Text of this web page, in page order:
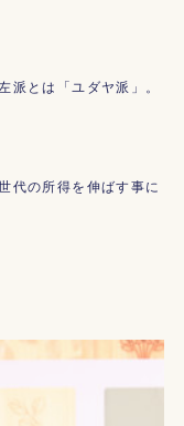
派とは「ユダヤ派」。
代の所得を伸ばす事に